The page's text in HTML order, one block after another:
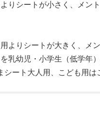
よりシートが小さく、メン
用よりシートが大きく、メ
乳幼児・小学生（低学年
シート大人用、こども用は